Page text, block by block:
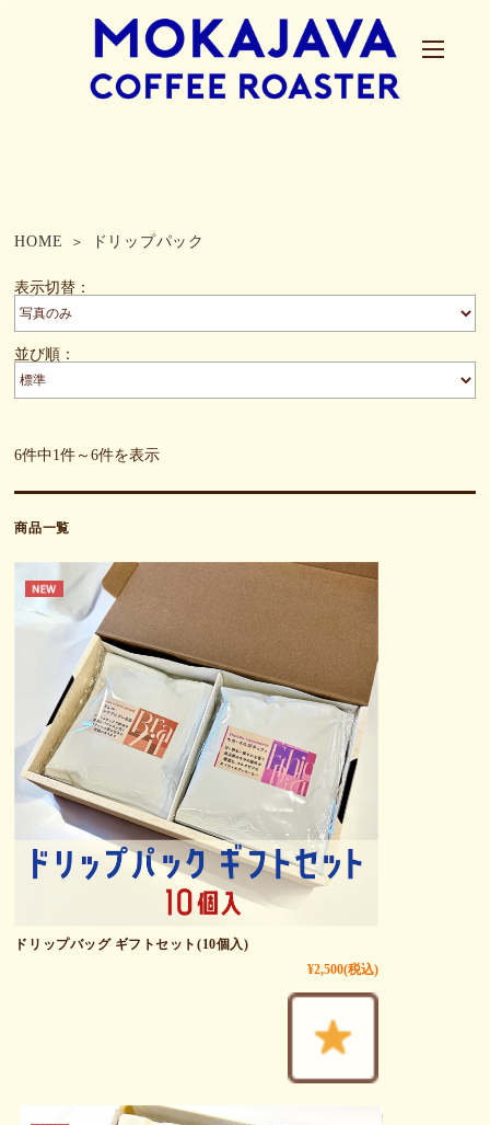
HOME ドリップパック
表示切替：
並び順：
6件中1件～6件を表示
商品一覧
ドリップバッグ ギフトセット(10個入)
¥2,500(税込)